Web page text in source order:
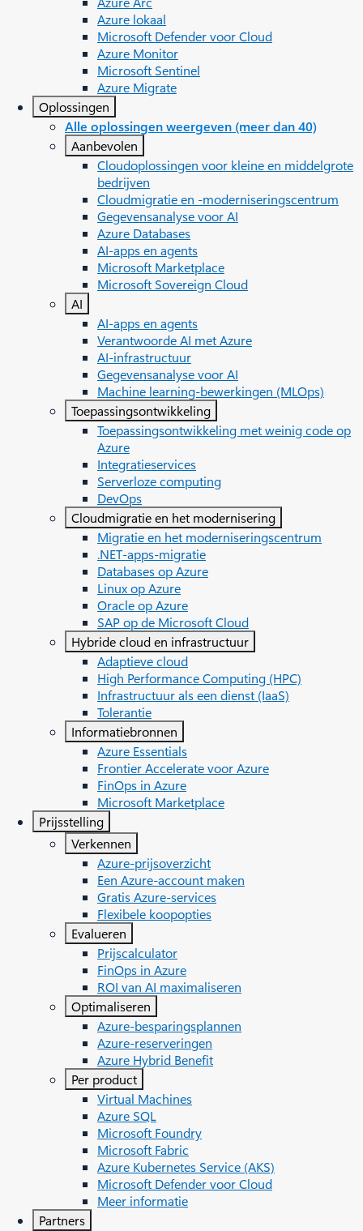
Azure lokaal
Microsoft Defender voor Cloud
Azure Monitor
Microsoft Sentinel
Azure Migrate
Oplossingen
Alle oplossingen weergeven (meer dan 40)
Aanbevolen
Cloudoplossingen voor kleine en middelgrote
bedrijven
Cloudmigratie en -moderniseringscentrum
Gegevensanalyse voor AI
Azure Databases
AI-apps en agents
Microsoft Marketplace
Microsoft Sovereign Cloud
AI
AI-apps en agents
Verantwoorde AI met Azure
AI-infrastructuur
Gegevensanalyse voor AI
Machine learning-bewerkingen (MLOps)
Toepassingsontwikkeling
Toepassingsontwikkeling met weinig code op
Azure
Integratieservices
Serverloze computing
DevOps
Cloudmigratie en het modernisering
Migratie en het moderniseringscentrum
.NET-apps-migratie
Databases op Azure
Linux op Azure
Oracle op Azure
SAP op de Microsoft Cloud
Hybride cloud en infrastructuur
Adaptieve cloud
High Performance Computing (HPC)
Infrastructuur als een dienst (IaaS)
Tolerantie
Informatiebronnen
Azure Essentials
Frontier Accelerate voor Azure
FinOps in Azure
Microsoft Marketplace
Prijsstelling
Verkennen
Azure-prijsoverzicht
Een Azure-account maken
Gratis Azure-services
Flexibele koopopties
Evalueren
Prijscalculator
FinOps in Azure
ROI van AI maximaliseren
Optimaliseren
Azure-besparingsplannen
Azure-reserveringen
Azure Hybrid Benefit
Per product
Virtual Machines
Azure SQL
Microsoft Foundry
Microsoft Fabric
Azure Kubernetes Service (AKS)
Microsoft Defender voor Cloud
Meer informatie
Partners